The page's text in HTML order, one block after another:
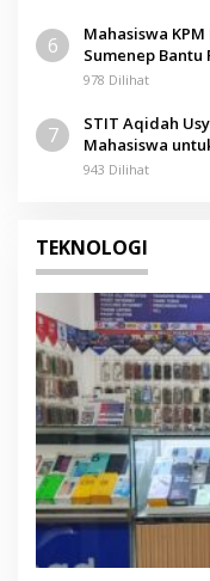
6
Mahasiswa
Sumenep Bantu
978 Dilihat
7
STIT Aqidah
Mahasiswa
943 Dilihat
TEKNOLOGI